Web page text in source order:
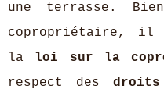
une terrasse.
copropriétaire, il
la loi sur la
respect des